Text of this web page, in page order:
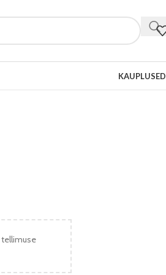
KAUPLUSED